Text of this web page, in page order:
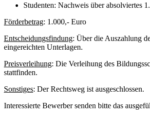
Studenten: Nachweis über absolviertes
Förderbetrag: 1.000,- Euro
Entscheidungsfindung: Über die Auszahlung
eingereichten Unterlagen.
Preisverleihung: Die Verleihung des
stattfinden.
Sonstiges: Der Rechtsweg ist ausgeschlossen.
Interessierte Bewerber senden bitte das